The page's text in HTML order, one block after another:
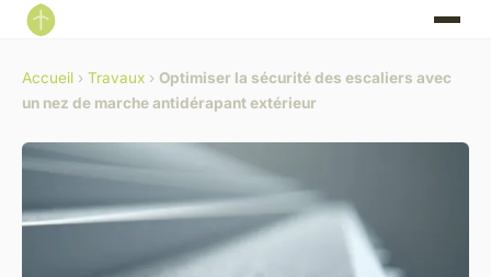
Accueil › Travaux › Optimiser la sécurité des escaliers avec
un nez de marche antidérapant extérieur